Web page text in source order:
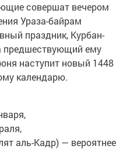
совершат вечером
Ураза-байрам
праздник, Курбан-
предшествующий ему
наступит новый 1448
календарю.
аль-Кадр) — вероятнее